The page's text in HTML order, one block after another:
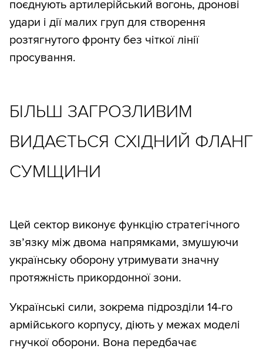
поєднують артилерійський вогонь, дронові
удари і дії малих груп для створення
розтягнутого фронту без чіткої лінії
просування.
БІЛЬШ ЗАГРОЗЛИВИМ
ВИДАЄТЬСЯ СХІДНИЙ ФЛАНГ
СУМЩИНИ
Цей сектор виконує функцію стратегічного
зв’язку між двома напрямками, змушуючи
українську оборону утримувати значну
протяжність прикордонної зони.
Українські сили, зокрема підрозділи 14-го
армійського корпусу, діють у межах моделі
гнучкої оборони. Вона передбачає